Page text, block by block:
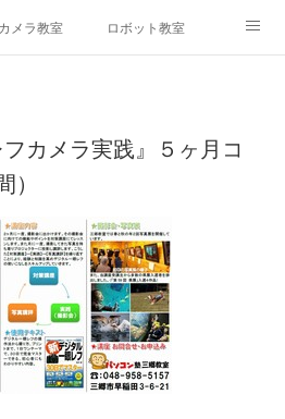
カメラ教室 ロボット教室
フカメラ実践』５ヶ月コ